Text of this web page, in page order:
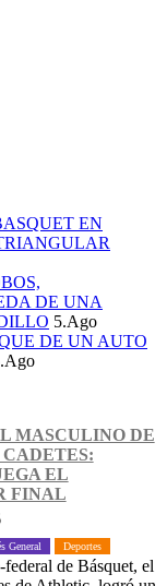
EN
DE UNA
5.Ago
DE UN AUTO
MASCULINO DE
EL
FINAL
General Deportes
de Básquet, el